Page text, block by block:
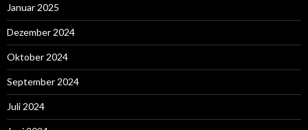
Januar 2025
Dezember 2024
Oktober 2024
September 2024
Juli 2024